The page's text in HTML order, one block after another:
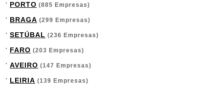
PORTO (885 Empresas)
BRAGA (299 Empresas)
SETÚBAL (236 Empresas)
FARO (203 Empresas)
AVEIRO (147 Empresas)
LEIRIA (139 Empresas)